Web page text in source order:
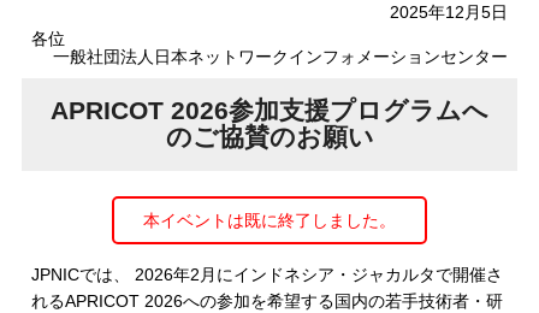
2025年12月5日
各位
一般社団法人日本ネットワークインフォメーションセンター
APRICOT 2026参加支援プログラムへ
のご協賛のお願い
本イベントは既に終了しました。
JPNICでは、 2026年2月にインドネシア・ジャカルタで開催さ
れるAPRICOT 2026への参加を希望する国内の若手技術者・研